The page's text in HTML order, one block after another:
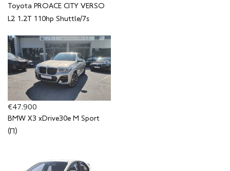
Toyota PROACE CITY VERSO
L2 1.2T 110hp Shuttle/7s
€47.900
BMW X3 xDrive30e M Sport
(Π)